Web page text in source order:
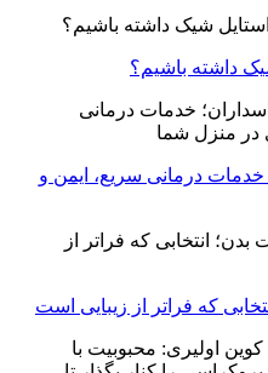
داشته باشیم؟
خدمات درمانی سریع، ایمن و
که فراتر از زیبایی است